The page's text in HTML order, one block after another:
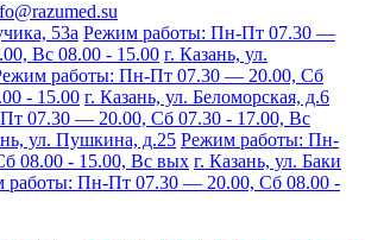
53а Режим работы: Пн-Пт 07.30 —
Вс 08.00 - 15.00 г. Казань, ул.
работы: Пн-Пт 07.30 — 20.00, Сб
- 15.00 г. Казань, ул. Беломорская, д.6
07.30 — 20.00, Сб 07.30 - 17.00, Вс
ул. Пушкина, д.25 Режим работы: Пн-
08.00 - 15.00, Вс вых г. Казань, ул. Баки
работы: Пн-Пт 07.30 — 20.00, Сб 08.00 -